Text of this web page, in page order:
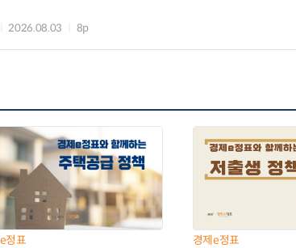
2026.08.03 8p
정표 경제e정표